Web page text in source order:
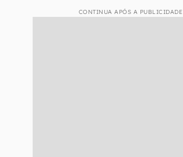
CONTINUA APÓS A PUBLICIDADE